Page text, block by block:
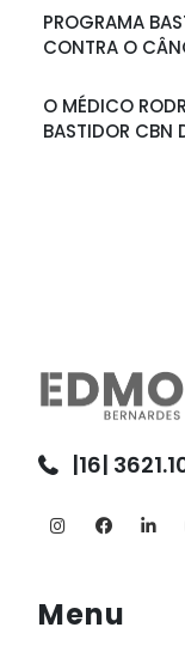
PROGRAMA
CONTRA O
O MÉDICO
BASTIDOR CBN
|16|
Menu